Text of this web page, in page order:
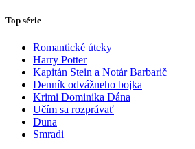
Top série
Romantické úteky
Harry Potter
Kapitán Stein a Notár Barbarič
Denník odvážneho bojka
Krimi Dominika Dána
Učím sa rozprávať
Duna
Smradi